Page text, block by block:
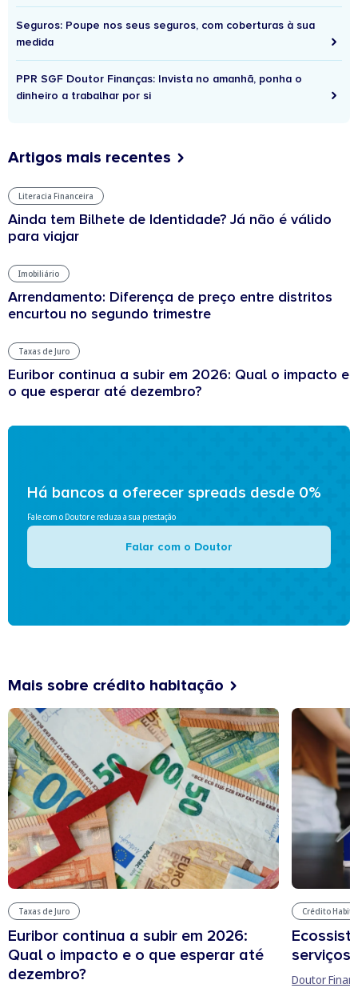
Seguros: Poupe nos seus seguros, com coberturas à sua
medida
PPR SGF Doutor Finanças: Invista no amanhã, ponha o
dinheiro a trabalhar por si
Artigos mais recentes
Literacia Financeira
Ainda tem Bilhete de Identidade? Já não é válido
para viajar
Imobiliário
Arrendamento: Diferença de preço entre distritos
encurtou no segundo trimestre
Taxas de Juro
Euribor continua a subir em 2026: Qual o impacto e
o que esperar até dezembro?
Há bancos a oferecer spreads desde 0%
Fale com o Doutor e reduza a sua prestação
Falar com o Doutor
Mais sobre crédito habitação
Taxas de Juro
Euribor continua a subir em 2026:
Qual o impacto e o que esperar até
dezembro?
Crédito
serviços
Doutor